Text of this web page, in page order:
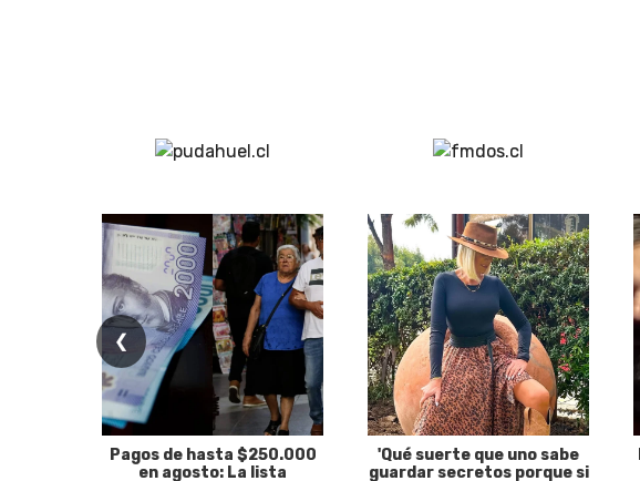
❮
Pagos de hasta $250.000
en agosto: La lista
'Qué suerte que uno sabe
guardar secretos porque si